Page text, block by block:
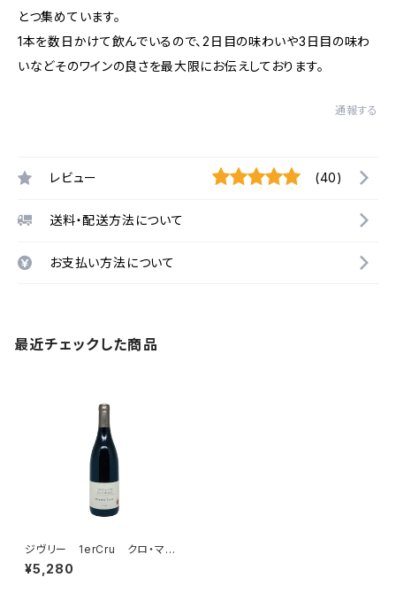
とつ集めています。
1本を数日かけて飲んでいるので、2日目の味わいや3日目の味わ
いなどそのワインの良さを最大限にお伝えしております。
通報する
レビュー (40)
送料・配送方法について
お支払い方法について
最近チェックした商品
ジヴリー 1erCru クロ・マロ
ル ルージュ 2013 ジョブロ
¥5,280